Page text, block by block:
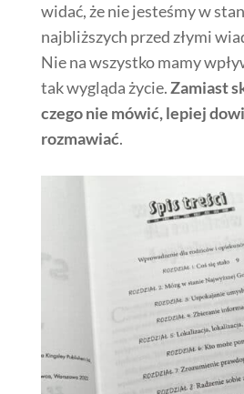
widać, że nie jesteśmy w
najbliższych przed złymi
Nie na wszystko mamy
tak wygląda życie.Zamiast
czego nie mówić, lepiej
rozmawiać.